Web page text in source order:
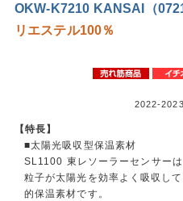
OKW-K7210 KANSAI（
リエステル100％
2022-
【特長】
■太陽光吸収型保温素材
SL1100 東レソーラーセンサー
粒子が太陽光を効率よく吸収し
的保温素材です。